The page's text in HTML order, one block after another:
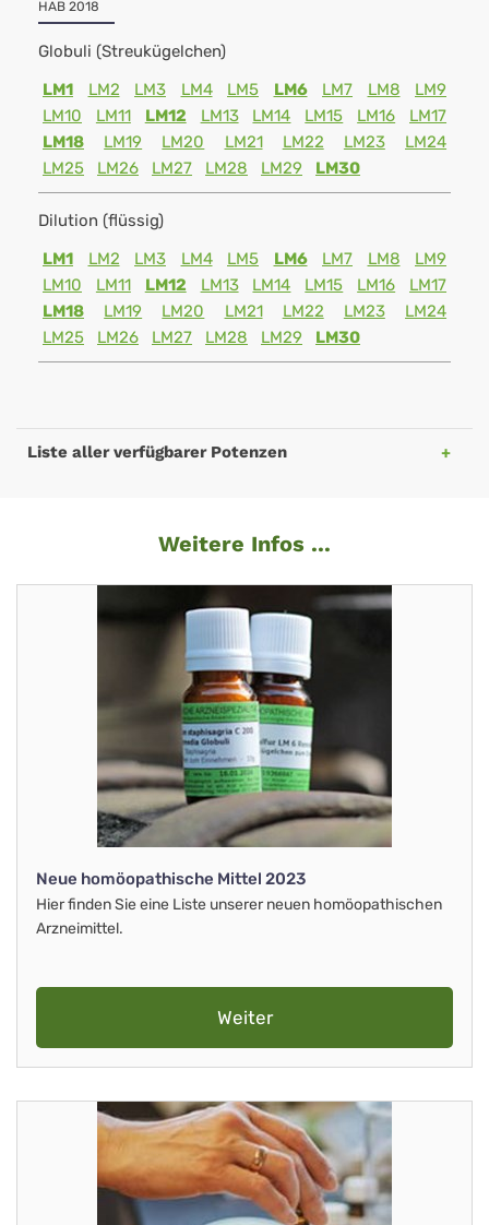
HAB 2018
Globuli (Streukügelchen)
LM1
LM2 LM3 LM4 LM5 LM6 LM7 LM8
LM9
LM10
LM11 LM12 LM13 LM14 LM15 LM16
LM17
LM18
LM19 LM20 LM21 LM22 LM23
LM24
LM25
LM26 LM27 LM28 LM29 LM30
Dilution (flüssig)
LM1
LM2 LM3 LM4 LM5 LM6 LM7 LM8
LM9
LM10
LM11 LM12 LM13 LM14 LM15 LM16
LM17
LM18
LM19 LM20 LM21 LM22 LM23
LM24
LM25
LM26 LM27 LM28 LM29 LM30
Liste aller verfügbarer Potenzen
Weitere Infos ...
Neue homöopathische Mittel 2023
Hier finden Sie eine Liste unserer neuen homöopathischen
Arzneimittel.
Weiter